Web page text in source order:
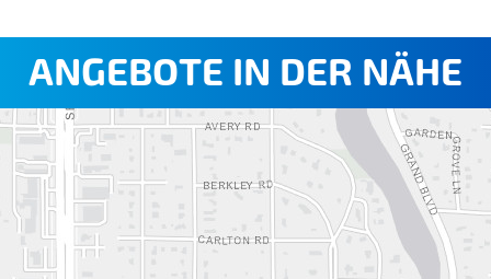
ANGEBOTE IN DER NÄHE